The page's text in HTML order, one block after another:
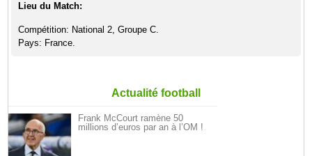
Lieu du Match:
Compétition: National 2, Groupe C.
Pays: France.
Actualité football
Frank McCourt ramène 50
millions d’euros par an à l’OM !